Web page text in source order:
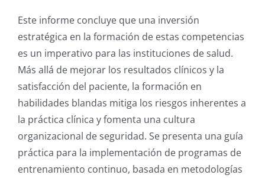
Este informe concluye que una inversión
estratégica en la formación de estas competencias
es un imperativo para las instituciones de salud.
Más allá de mejorar los resultados clínicos y la
satisfacción del paciente, la formación en
habilidades blandas mitiga los riesgos inherentes a
la práctica clínica y fomenta una cultura
organizacional de seguridad. Se presenta una guía
práctica para la implementación de programas de
entrenamiento continuo, basada en metodologías